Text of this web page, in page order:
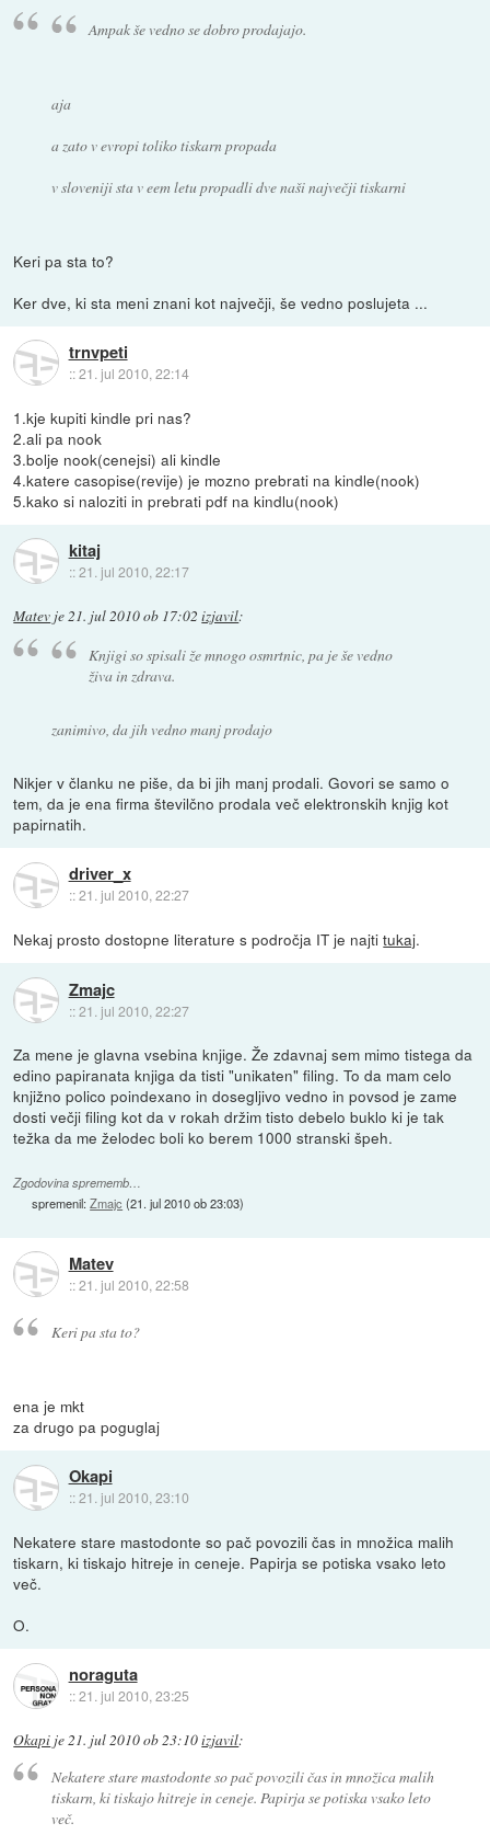
Ampak še vedno se dobro prodajajo.
aja
a zato v evropi toliko tiskarn propada
v sloveniji sta v eem letu propadli dve naši največji tiskarni
Keri pa sta to?
Ker dve, ki sta meni znani kot največji, še vedno poslujeta ...
trnvpeti
::21. jul 2010, 22:14
1.kje kupiti kindle pri nas?
2.ali pa nook
3.bolje nook(cenejsi) ali kindle
4.katere casopise(revije) je mozno prebrati na kindle(nook)
5.kako si naloziti in prebrati pdf na kindlu(nook)
kitaj
::21. jul 2010, 22:17
Matev je21. jul 2010 ob 17:02 izjavil:
Knjigi so spisali že mnogo osmrtnic, pa je še vedno
živa in zdrava.
zanimivo, da jih vedno manj prodajo
Nikjer v članku ne piše, da bi jih manj prodali. Govori se samo o
tem, da je ena firma številčno prodala več elektronskih knjig kot
papirnatih.
driver_x
::21. jul 2010, 22:27
Nekaj prosto dostopne literature s področja IT je najtitukaj.
Zmajc
::21. jul 2010, 22:27
Za mene je glavna vsebina knjige. Že zdavnaj sem mimo tistega da
edino papiranata knjiga da tisti "unikaten" filing. To da mam celo
knjižno polico poindexano in dosegljivo vedno in povsod je zame
dosti večji filing kot da v rokah držim tisto debelo buklo ki je tak
težka da me želodec boli ko berem 1000 stranski špeh.
Zgodovina sprememb…
spremenil:Zmajc (21. jul 2010 ob 23:03)
Matev
::21. jul 2010, 22:58
Keri pa sta to?
ena je mkt
za drugo pa poguglaj
Okapi
::21. jul 2010, 23:10
Nekatere stare mastodonte so pač povozili čas in množica malih
tiskarn, ki tiskajo hitreje in ceneje. Papirja se potiska vsako leto
več.
O.
noraguta
::21. jul 2010, 23:25
Okapi je21. jul 2010 ob 23:10izjavil:
Nekatere stare mastodonte so pač povozili čas in množica malih
tiskarn, ki tiskajo hitreje in ceneje. Papirja se potiska vsako leto
več.